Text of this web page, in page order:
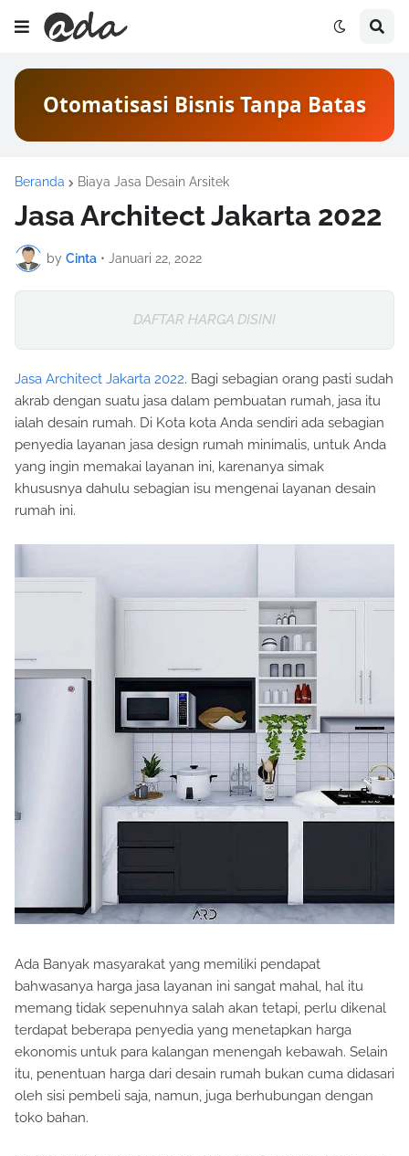
Otomatisasi Bisnis Tanpa Batas
Beranda Biaya Jasa Desain Arsitek
Jasa Architect Jakarta 2022
by Cinta • Januari 22, 2022
DAFTAR HARGA DISINI
Jasa Architect Jakarta 2022. Bagi sebagian orang pasti sudah
akrab dengan suatu jasa dalam pembuatan rumah, jasa itu
ialah desain rumah. Di Kota kota Anda sendiri ada sebagian
penyedia layanan jasa design rumah minimalis, untuk Anda
yang ingin memakai layanan ini, karenanya simak
khususnya dahulu sebagian isu mengenai layanan desain
rumah ini.
Ada Banyak masyarakat yang memiliki pendapat
bahwasanya harga jasa layanan ini sangat mahal, hal itu
memang tidak sepenuhnya salah akan tetapi, perlu dikenal
terdapat beberapa penyedia yang menetapkan harga
ekonomis untuk para kalangan menengah kebawah. Selain
itu, penentuan harga dari desain rumah bukan cuma didasari
oleh sisi pembeli saja, namun, juga berhubungan dengan
toko bahan.